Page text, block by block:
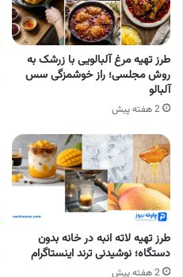
طرز تهیه مرغ آلبالویی با زرشک به
روش مجلسی؛ راز خوشمزگی سس
آلبالو
2 هفته پیش
طرز تهیه لاته انبه در خانه بدون
دستگاه؛ نوشیدنی ترند اینستاگرام
2 هفته پیش